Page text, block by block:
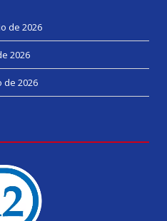
de 2026
2026
de 2026